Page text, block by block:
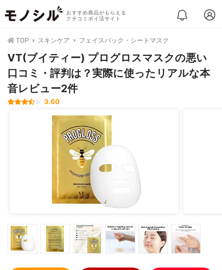
おすすめ商品がもらえる
クチコミポイ活サイト
TOP スキンケア フェイスパック・シートマスク
VT(ブイティー) プログロスマスクの悪い
口コミ・評判は？実際に使ったリアルな本
音レビュー2件
3.60